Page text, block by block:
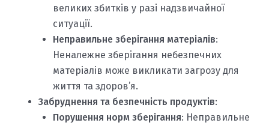
великих збитків у разі надзвичайної
ситуації.
Неправильне зберігання матеріалів:
Неналежне зберігання небезпечних
матеріалів може викликати загрозу для
життя та здоров’я.
Забруднення та безпечність продуктів:
Порушення норм зберігання: Неправильне